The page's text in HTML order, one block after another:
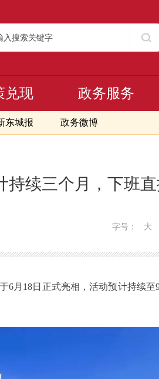
东城报 政务微博
兑现 政务服务
持续三个月，下班
字号： 大
18日正式亮相，活动预计持续至